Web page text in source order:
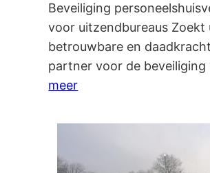
|
Aspira
Security
Beveiliging
voor uitzendbureaus Zoekt
betrouwbare en
partner voor de
meer:
(Mobile
Team)